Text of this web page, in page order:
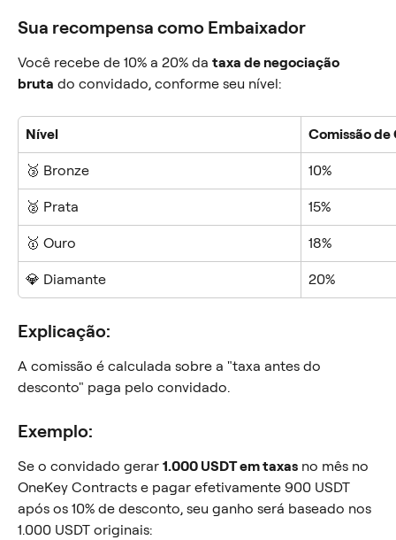
Sua recompensa como Embaixador
Você recebe de 10% a 20% da taxa de negociação
bruta do convidado, conforme seu nível:
Nível Comissão
🥉 Bronze 10%
🥈 Prata 15%
🥇 Ouro 18%
💎 Diamante 20%
Explicação:
A comissão é calculada sobre a "taxa antes do
desconto" paga pelo convidado.
Exemplo:
Se o convidado gerar 1.000 USDT em taxas no mês no
OneKey Contracts e pagar efetivamente 900 USDT
após os 10% de desconto, seu ganho será baseado nos
1.000 USDT originais: